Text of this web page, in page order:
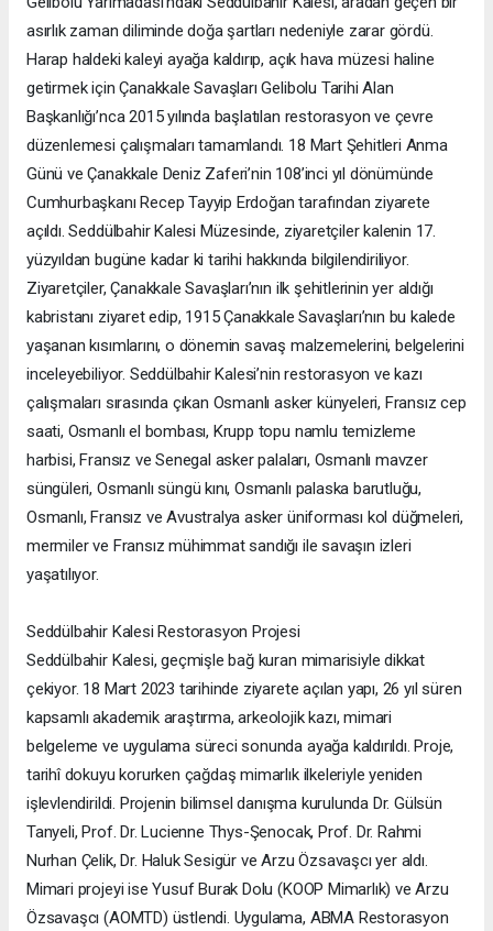
asırlık zaman diliminde doğa şartları nedeniyle zarar gördü.
Harap haldeki kaleyi ayağa kaldırıp, açık hava müzesi haline
getirmek için Çanakkale Savaşları Gelibolu Tarihi Alan
Başkanlığı’nca 2015 yılında başlatılan restorasyon ve çevre
düzenlemesi çalışmaları tamamlandı. 18 Mart Şehitleri Anma
Günü ve Çanakkale Deniz Zaferi’nin 108’inci yıl dönümünde
Cumhurbaşkanı Recep Tayyip Erdoğan tarafından ziyarete
açıldı. Seddülbahir Kalesi Müzesinde, ziyaretçiler kalenin 17.
yüzyıldan bugüne kadar ki tarihi hakkında bilgilendiriliyor.
Ziyaretçiler, Çanakkale Savaşları’nın ilk şehitlerinin yer aldığı
kabristanı ziyaret edip, 1915 Çanakkale Savaşları’nın bu kalede
yaşanan kısımlarını, o dönemin savaş malzemelerini, belgelerini
inceleyebiliyor. Seddülbahir Kalesi’nin restorasyon ve kazı
çalışmaları sırasında çıkan Osmanlı asker künyeleri, Fransız cep
saati, Osmanlı el bombası, Krupp topu namlu temizleme
harbisi, Fransız ve Senegal asker palaları, Osmanlı mavzer
süngüleri, Osmanlı süngü kını, Osmanlı palaska barutluğu,
Osmanlı, Fransız ve Avustralya asker üniforması kol düğmeleri,
mermiler ve Fransız mühimmat sandığı ile savaşın izleri
yaşatılıyor.
Seddülbahir Kalesi Restorasyon Projesi
Seddülbahir Kalesi, geçmişle bağ kuran mimarisiyle dikkat
çekiyor. 18 Mart 2023 tarihinde ziyarete açılan yapı, 26 yıl süren
kapsamlı akademik araştırma, arkeolojik kazı, mimari
belgeleme ve uygulama süreci sonunda ayağa kaldırıldı. Proje,
tarihî dokuyu korurken çağdaş mimarlık ilkeleriyle yeniden
işlevlendirildi. Projenin bilimsel danışma kurulunda Dr. Gülsün
Tanyeli, Prof. Dr. Lucienne Thys-Şenocak, Prof. Dr. Rahmi
Nurhan Çelik, Dr. Haluk Sesigür ve Arzu Özsavaşcı yer aldı.
Mimari projeyi ise Yusuf Burak Dolu (KOOP Mimarlık) ve Arzu
Özsavaşcı (AOMTD) üstlendi. Uygulama, ABMA Restorasyon